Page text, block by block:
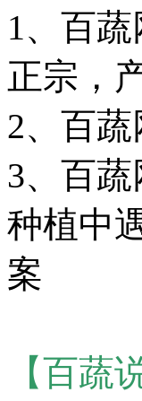
1、百
正宗，
2、百
3、百
种植中
案
【百蔬